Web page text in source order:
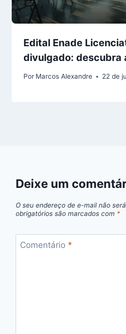
Edital Enade
divulgado: descubra
Por Marcos Alexandre 22 de
Deixe um
O seu endereço de e-mail não
obrigatórios são marcados com *
Comentário *